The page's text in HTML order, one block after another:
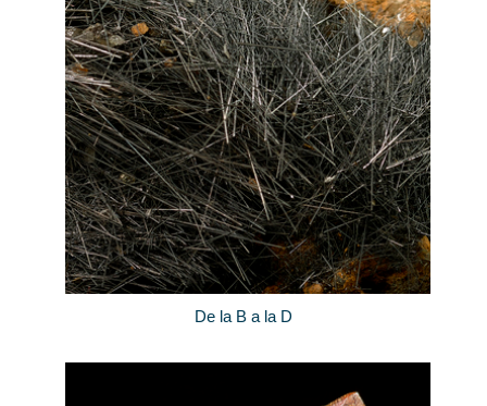
De la B a la D